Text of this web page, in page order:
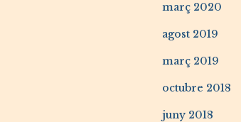
març 2020
agost 2019
març 2019
octubre 2018
juny 2018